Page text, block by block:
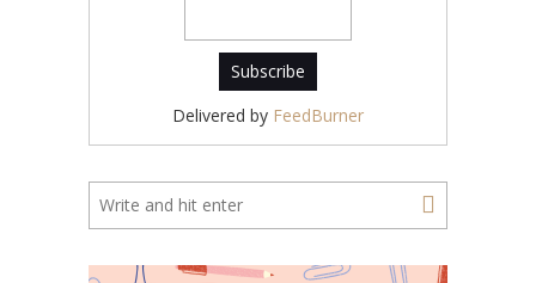
Delivered by FeedBurner